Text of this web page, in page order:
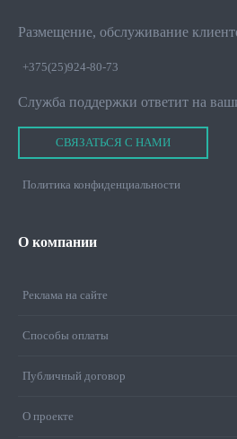
Размещение, обслуживание
+375(25)924-80-73
Служба поддержки ответит на
СВЯЗАТЬСЯ С НАМИ
Политика конфиденциальности
О компании
Реклама на сайте
Способы оплаты
Публичный договор
О проекте